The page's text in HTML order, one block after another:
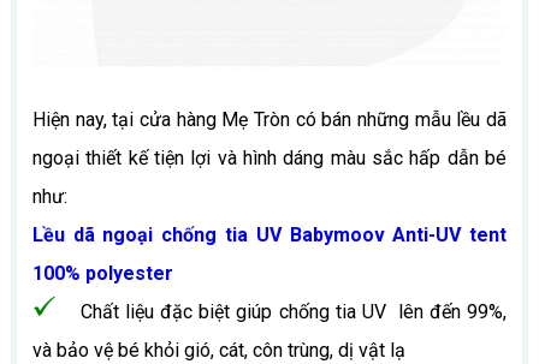
Hiện nay, tại cửa hàng Mẹ Tròn có bán những mẫu lều dã
ngoại thiết kế tiện lợi và hình dáng màu sắc hấp dẫn bé
như:
Lều dã ngoại chống tia UV Babymoov Anti-UV tent
100% polyester
Chất liệu đặc biệt giúp chống tia UV lên đến 99%,
và bảo vệ bé khỏi gió, cát, côn trùng, dị vật lạ